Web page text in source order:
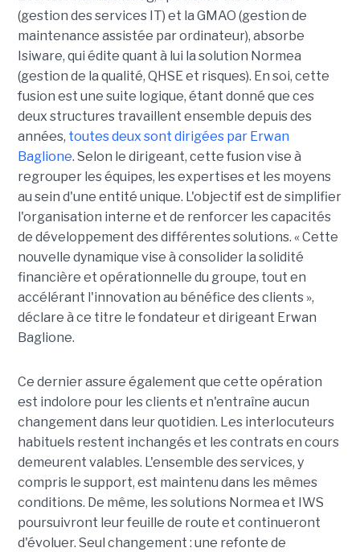
(gestion des services IT) et la GMAO (gestion de
maintenance assistée par ordinateur), absorbe
Isiware, qui édite quant à lui la solution Normea
(gestion de la qualité, QHSE et risques). En soi, cette
fusion est une suite logique, étant donné que ces
deux structures travaillent ensemble depuis des
années, toutes deux sont dirigées par Erwan
Baglione. Selon le dirigeant, cette fusion vise à
regrouper les équipes, les expertises et les moyens
au sein d'une entité unique. L'objectif est de simplifier
l'organisation interne et de renforcer les capacités
de développement des différentes solutions. « Cette
nouvelle dynamique vise à consolider la solidité
financière et opérationnelle du groupe, tout en
accélérant l'innovation au bénéfice des clients »,
déclare à ce titre le fondateur et dirigeant Erwan
Baglione.
Ce dernier assure également que cette opération
est indolore pour les clients et n'entraîne aucun
changement dans leur quotidien. Les interlocuteurs
habituels restent inchangés et les contrats en cours
demeurent valables. L'ensemble des services, y
compris le support, est maintenu dans les mêmes
conditions. De même, les solutions Normea et IWS
poursuivront leur feuille de route et continueront
d'évoluer. Seul changement : une refonte de